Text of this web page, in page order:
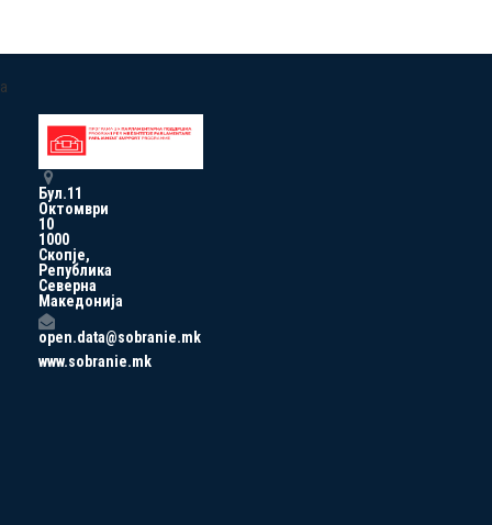
a
Бул.11
Октомври
10
1000
Скопје,
Република
Северна
Македонија
open.data@sobranie.mk
www.sobranie.mk